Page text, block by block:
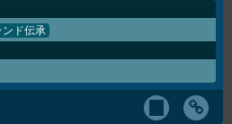
ンド伝承